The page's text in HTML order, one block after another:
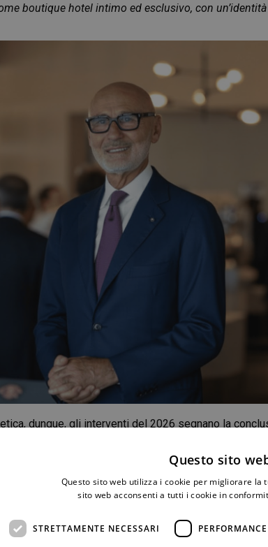
boutique hotel intimo ed esclusivo, con
dunque, gli interventi del 2026 segnano la
profondo: un’evoluzione silenziosa degli spazi e
con la luce, il paesaggio e il ritmo naturale della
restyling 2026 vi è il rinnovamento dellafacciata
alle cromie di Taormina e della costa siciliana.
più vibrante nel paesaggio mediterraneo,
Questo sito
Questo sito web utilizza i cookie per migliorare
sito web acconsenti a tutti i cookie in
STRETTAMENTE NECESSARI PERFORMANCE